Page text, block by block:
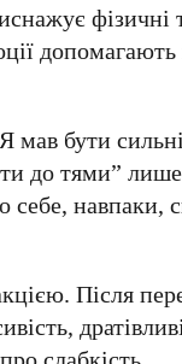
фізичні
допомагають
мав бути
до тями”
навпаки,
Після